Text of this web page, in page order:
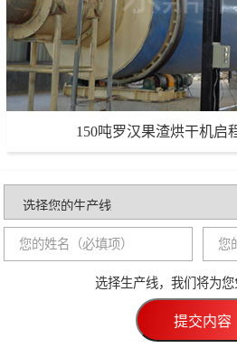
150吨罗汉果渣烘干机启
150吨罗汉果渣烘干机启
项目详情
选择生产线，我们将为
提交内容